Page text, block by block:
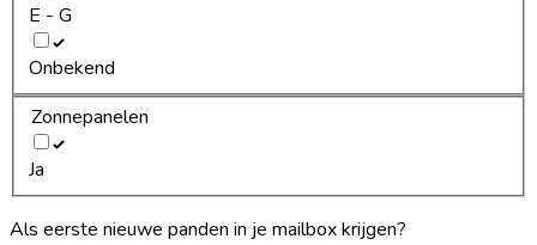
E - G
Onbekend
Zonnepanelen
Ja
Als eerste nieuwe panden in je mailbox krijgen?